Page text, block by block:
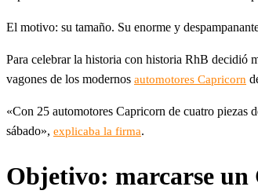
El motivo: su tamaño. Su enorme y
Para celebrar la historia con historia RhB decidió
vagones de los modernos automotores Capricorn
«Con 25 automotores Capricorn de cuatro piezas
sábado», explicaba la firma.
Objetivo: marcarse un